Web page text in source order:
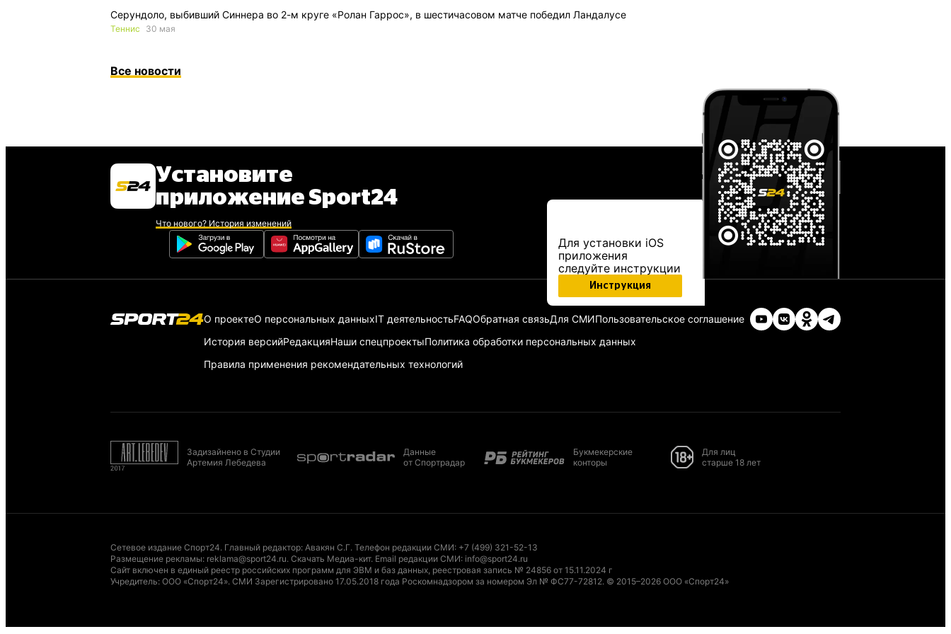
Серундоло, выбивший Синнера во 2-м круге «Ролан Гаррос», в шестичасовом матче победил Ландалусе
Теннис 30 мая
Все новости
Установите
приложение Sport24
Что нового? История изменений
Для установки iOS
приложения
следуйте инструкции
Инструкция
О проектеО персональных данныхIT деятельностьFAQОбратная связьДля СМИПользовательское соглашение
История версийРедакцияНаши спецпроектыПолитика обработки персональных данных
Правила применения рекомендательных технологий
Задизайнено в Студии
Артемия Лебедева
Данные
от Спортрадар
Букмекерские
конторы
Для лиц
старше 18 лет
Сетевое издание Спорт24. Главный редактор: Авакян С.Г. Телефон редакции СМИ: +7 (499) 321-52-13
Размещение рекламы: reklama@sport24.ru. Скачать Медиа-кит. Email редакции СМИ: info@sport24.ru
Сайт включен в единый реестр российских программ для ЭВМ и баз данных, реестровая запись № 24856 от 15.11.2024 г
Учредитель: ООО «Спорт24». СМИ Зарегистрировано 17.05.2018 года Роскомнадзором за номером Эл № ФС77-72812. © 2015–2026 ООО «Спорт24»